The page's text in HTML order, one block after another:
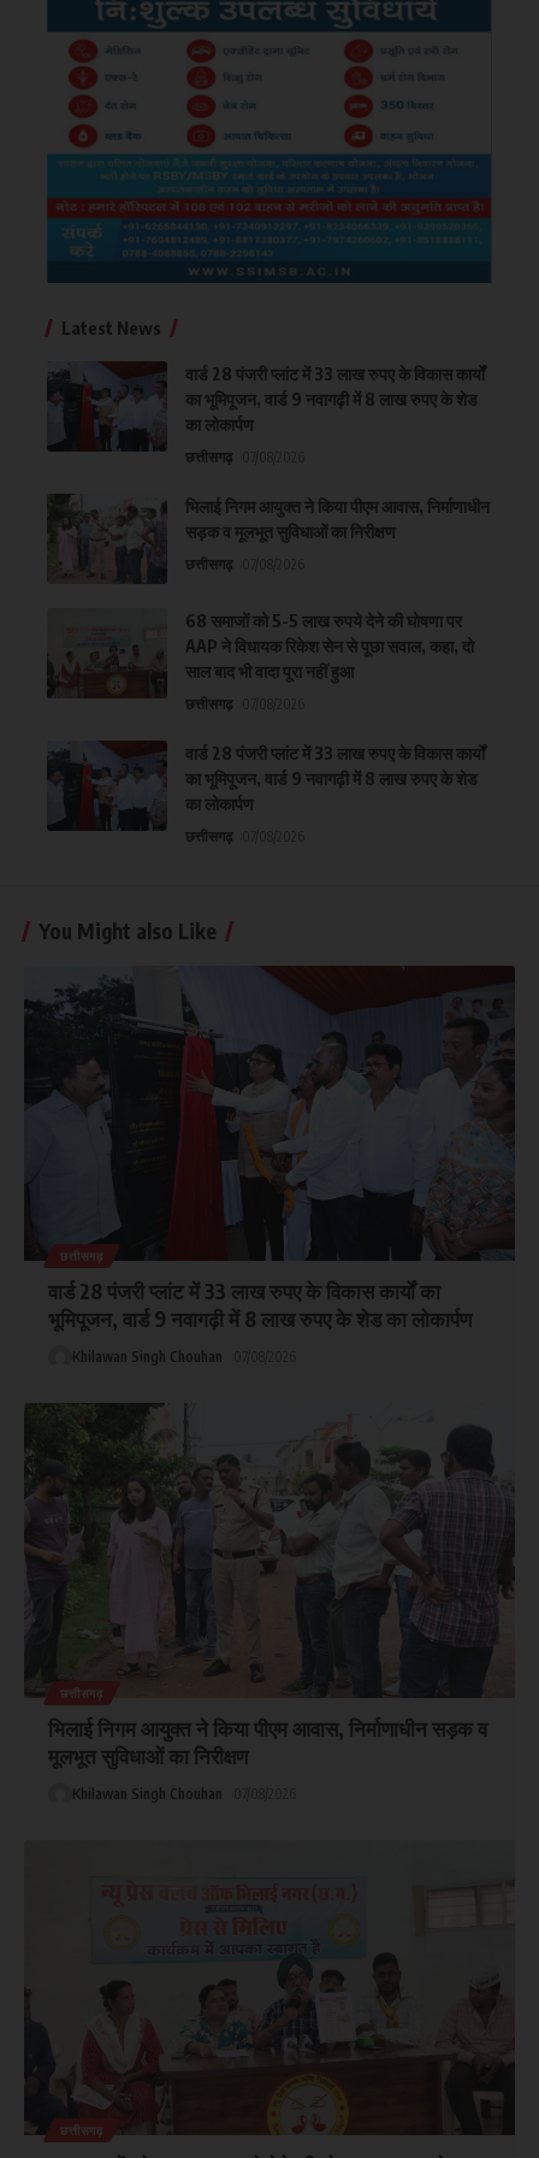
Latest News
वार्ड 28 पंजरी प्लांट में 33 लाख रुपए के विकास कार्यों
का भूमिपूजन, वार्ड 9 नवागढ़ी में 8 लाख रुपए के शेड
का लोकार्पण
छत्तीसगढ़
भिलाई निगम आयुक्त ने किया पीएम आवास, निर्माणाधीन
सड़क व मूलभूत सुविधाओं का निरीक्षण
छत्तीसगढ़
68 समाजों को 5-5 लाख रुपये देने की घोषणा पर
AAP ने विधायक रिकेश सेन से पूछा सवाल, कहा, दो
साल बाद भी वादा पूरा नहीं हुआ
छत्तीसगढ़
वार्ड 28 पंजरी प्लांट में 33 लाख रुपए के विकास कार्यों
का भूमिपूजन, वार्ड 9 नवागढ़ी में 8 लाख रुपए के शेड
का लोकार्पण
छत्तीसगढ़
You Might also Like
छत्तीसगढ़
वार्ड 28 पंजरी प्लांट में 33 लाख रुपए के विकास कार्यों का
भूमिपूजन, वार्ड 9 नवागढ़ी में 8 लाख रुपए के शेड का लोकार्पण
Khilawan Singh Chouhan
छत्तीसगढ़
भिलाई निगम आयुक्त ने किया पीएम आवास, निर्माणाधीन सड़क व
मूलभूत सुविधाओं का निरीक्षण
Khilawan Singh Chouhan
छत्तीसगढ़